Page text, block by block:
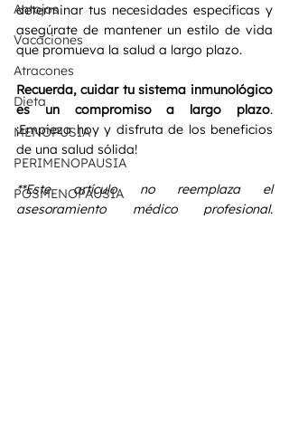
Antojos
Vacaciones
Atracones
Dieta
MENOPUSIA
PERIMENOPAUSIA
POSMENOPAUSIA
determinar tus necesidades específicas y
asegúrate de mantener un estilo de vida
que promueva la salud a largo plazo.
Recuerda, cuidar tu sistema inmunológico
es un compromiso a largo plazo.
¡Empieza hoy y disfruta de los beneficios
de una salud sólida!
**Este artículo no reemplaza el
asesoramiento médico profesional.